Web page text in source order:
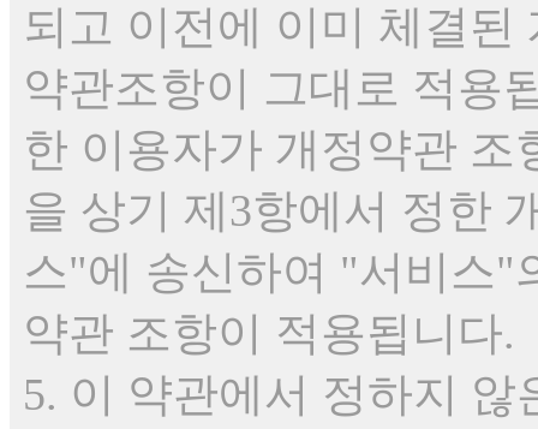
되고 이전에 이미 체결
약관조항이 그대로 적용
한 이용자가 개정약관
을 상기 제3항에서 정한
스"에 송신하여 "서비스"
약관 조항이 적용됩니다.
5. 이 약관에서 정하지